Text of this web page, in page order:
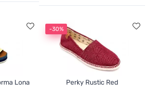
Lona
-30%
Perky Rustic Red